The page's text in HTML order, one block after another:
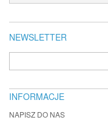
NEWSLETTER
INFORMACJE
NAPISZ DO NAS